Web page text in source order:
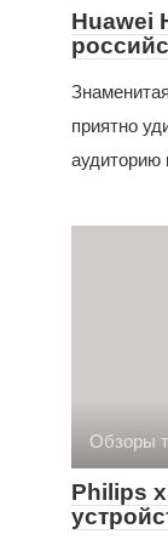
Huawei
приятно
аудиторию
Обзоры
Philips